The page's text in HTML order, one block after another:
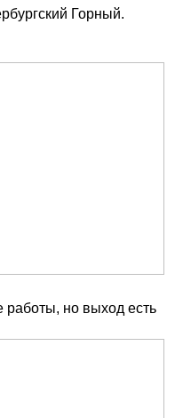
Горный.
но выход есть